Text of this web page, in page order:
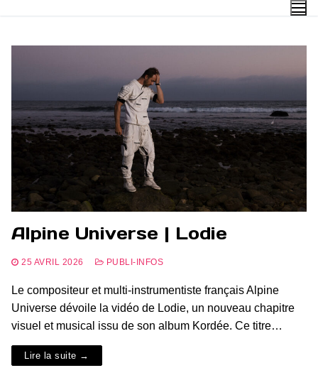
contenu
Alpine Universe | Lodie
25 AVRIL 2026 PUBLI-INFOS
Le compositeur et multi-instrumentiste français Alpine
Universe dévoile la vidéo de Lodie, un nouveau chapitre
visuel et musical issu de son album Kordée. Ce titre…
Lire la suite →